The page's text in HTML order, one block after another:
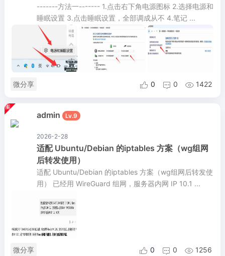
-------方法一------- 1.点击右下角电源图标 2.选择电源和
睡眠设置 3.点击睡眠设置，全部调成从不 4.笔记 ...
微分享  0  0  1422
admin Lv.9
2026-2-28
适配 Ubuntu/Debian 的iptables 方案（wg组网
后转发使用）
适配 Ubuntu/Debian 的iptables 方案（wg组网后转发使
用） 已经用 WireGuard 组网，服务器内网 IP 10.1 ...
微分享  0  0  1256